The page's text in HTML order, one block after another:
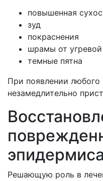
повышенная
зуд
покраснения
шрамы от
темные пятна
При появлении
незамедлительно
эпидермиса
Решающую роль в